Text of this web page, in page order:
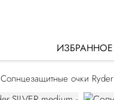
ИЗБРАННОЕ
Солнцезащитные очки Ryder